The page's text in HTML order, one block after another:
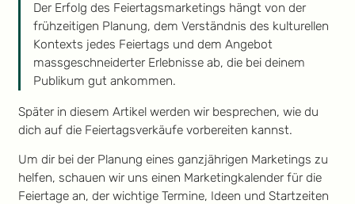
Der Erfolg des Feiertagsmarketings hängt von der
frühzeitigen Planung, dem Verständnis des kulturellen
Kontexts jedes Feiertags und dem Angebot
massgeschneiderter Erlebnisse ab, die bei deinem
Publikum gut ankommen.
Später in diesem Artikel werden wir besprechen, wie du
dich auf die Feiertagsverkäufe vorbereiten kannst.
Um dir bei der Planung eines ganzjährigen Marketings zu
helfen, schauen wir uns einen Marketingkalender für die
Feiertage an, der wichtige Termine, Ideen und Startzeiten